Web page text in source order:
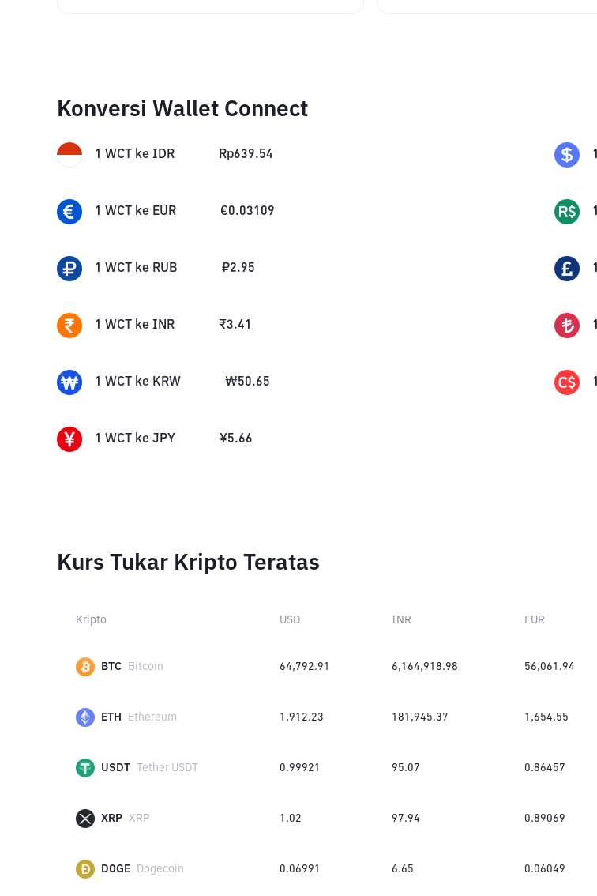
Konversi Wallet Connect
1 WCT ke IDR Rp639.54 1
1 WCT ke EUR €0.03109 1
1 WCT ke RUB ₽2.95 1
1 WCT ke INR ₹3.41 1
1 WCT ke KRW ₩50.65 1
1 WCT ke JPY ¥5.66
Kurs Tukar Kripto Teratas
Kripto USD INR EUR
BTC Bitcoin 64,792.91 6,164,918.98 56,061.94
ETH Ethereum 1,912.23 181,945.37 1,654.55
USDT Tether USDT 0.99921 95.07 0.86457
XRP XRP 1.02 97.94 0.89069
DOGE Dogecoin 0.06991 6.65 0.06049